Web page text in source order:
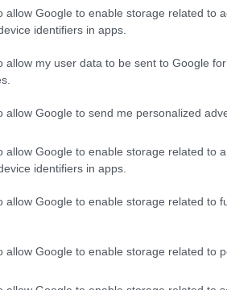
allow Google to enable storage related to
identifiers in apps.
allow my user data to be sent to Google
allow Google to send me personalized
allow Google to enable storage related to
identifiers in apps.
allow Google to enable storage related to
allow Google to enable storage related to
αναταράξεις σε όλες τις
ενεργειακό σοκ,
να μεταφερθούν στο
του κόστους
Η άνοδος των τιμών
το κόστος παραγωγής,
εισόδημα των
λιανικού